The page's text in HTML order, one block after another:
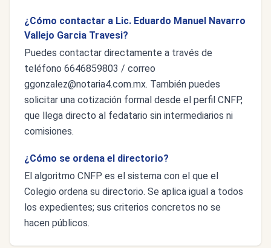
¿Cómo contactar a Lic. Eduardo Manuel Navarro
Vallejo Garcia Travesi?
Puedes contactar directamente a través de
teléfono 6646859803 / correo
ggonzalez@notaria4.com.mx. También puedes
solicitar una cotización formal desde el perfil CNFP,
que llega directo al fedatario sin intermediarios ni
comisiones.
¿Cómo se ordena el directorio?
El algoritmo CNFP es el sistema con el que el
Colegio ordena su directorio. Se aplica igual a todos
los expedientes; sus criterios concretos no se
hacen públicos.